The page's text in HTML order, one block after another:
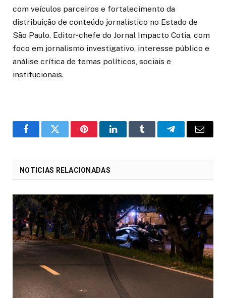
com veículos parceiros e fortalecimento da
distribuição de conteúdo jornalístico no Estado de
São Paulo. Editor-chefe do Jornal Impacto Cotia, com
foco em jornalismo investigativo, interesse público e
análise crítica de temas políticos, sociais e
institucionais.
o
Twitter PinterestLinkedInTumblr Telegrama
E-
NOTICIAS RELACIONADAS